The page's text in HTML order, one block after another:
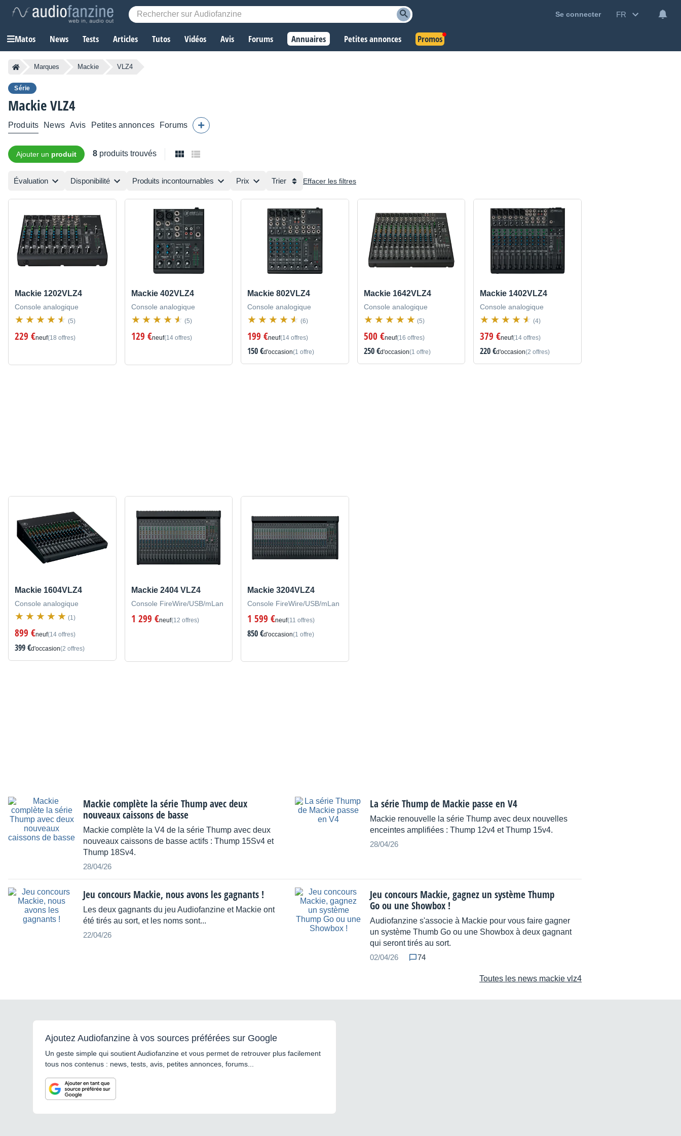
Se connecter FR
Matos News Tests Articles Tutos Vidéos Avis Forums Annuaires Petites annonces Promos
Marques Mackie VLZ4
Série
MackieVLZ4
Produits News Avis Petites annonces Forums
Ajouter un produit 8 produits trouvés
Évaluation Disponibilité Produits incontournables Prix Trier Effacer les filtres
Mackie 1202VLZ4
Console analogique
(5)
229 €neuf(18 offres)
Mackie 402VLZ4
Console analogique
(5)
129 €neuf(14 offres)
Mackie 802VLZ4
Console analogique
(6)
199 €neuf(14 offres)
150 €d'occasion(1 offre)
Mackie 1642VLZ4
Console analogique
(5)
500 €neuf(16 offres)
250 €d'occasion(1 offre)
Mackie 1402VLZ4
Console analogique
(4)
379 €neuf(14 offres)
220 €d'occasion(2 offres)
Mackie 1604VLZ4
Console analogique
(1)
899 €neuf(14 offres)
399 €d'occasion(2 offres)
Mackie 2404 VLZ4
Console FireWire/USB/mLan
1 299 €neuf(12 offres)
Mackie 3204VLZ4
Console FireWire/USB/mLan
1 599 €neuf(11 offres)
850 €d'occasion(1 offre)
Mackie complète la série Thump avec deux
nouveaux caissons de basse
Mackie complète la V4 de la série Thump avec deux
nouveaux caissons de basse actifs : Thump 15Sv4 et
Thump 18Sv4.
28/04/26
La série Thump de Mackie passe en V4
Mackie renouvelle la série Thump avec deux nouvelles
enceintes amplifiées : Thump 12v4 et Thump 15v4.
28/04/26
Jeu concours Mackie, nous avons les gagnants !
Les deux gagnants du jeu Audiofanzine et Mackie ont
été tirés au sort, et les noms sont...
22/04/26
Jeu concours Mackie, gagnez un système Thump
Go ou une Showbox !
Audiofanzine s'associe à Mackie pour vous faire gagner
un système Thumb Go ou une Showbox à deux gagnant
qui seront tirés au sort.
02/04/26
74
Toutes les news mackie vlz4
Ajoutez Audiofanzine à vos sources préférées sur Google
Un geste simple qui soutient Audiofanzine et vous permet de retrouver plus facilement
tous nos contenus : news, tests, avis, petites annonces, forums...